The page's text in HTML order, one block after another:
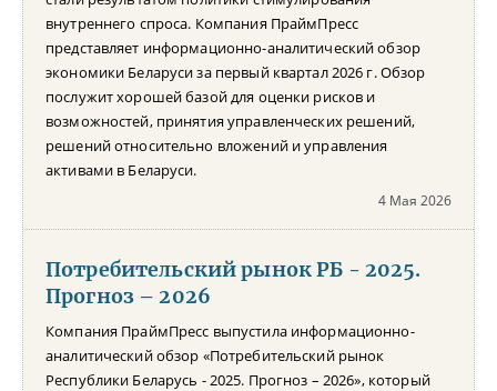
внутреннего спроса. Компания ПраймПресс
представляет информационно-аналитический обзор
экономики Беларуси за первый квартал 2026 г. Обзор
послужит хорошей базой для оценки рисков и
возможностей, принятия управленческих решений,
решений относительно вложений и управления
активами в Беларуси.
4 Мая 2026
Потребительский рынок РБ - 2025.
Прогноз – 2026
Компания ПраймПресс выпустила информационно-
аналитический обзор «Потребительский рынок
Республики Беларусь - 2025. Прогноз – 2026», который